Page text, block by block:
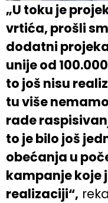
„U toku je
vrtića, prošli
dodatni
unije od
to još nisu
tu više
rade
to je bilo još
obećanja u
kampanje koje
realizaciji“,